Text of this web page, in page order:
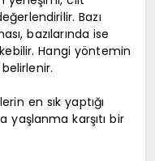
Bazı
bazılarında ise
Hangi yöntemin
en sık yaptığı
yaşlanma karşıtı bir